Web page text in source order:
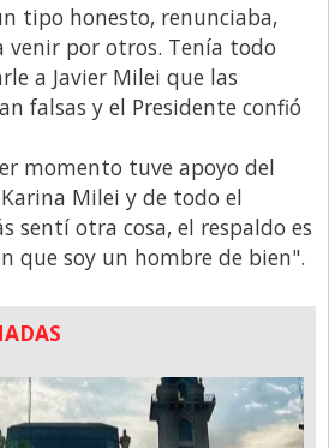
tipo honesto, renunciaba,
venir por otros. Tenía todo
a Javier Milei que las
falsas y el Presidente confió
momento tuve apoyo del
Milei y de todo el
sentí otra cosa, el respaldo es
que soy un hombre de bien".